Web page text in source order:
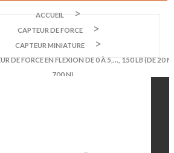
ACCUEIL
CAPTEUR DE FORCE
CAPTEUR MINIATURE
DE FORCE EN FLEXION DE 0 À 5,..., 150 LB (DE 20 N
700 N)